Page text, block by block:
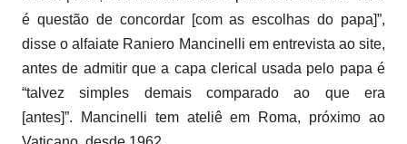
é questão de concordar [com as escolhas do papa]”,
disse o alfaiate Raniero Mancinelli em entrevista ao site,
antes de admitir que a capa clerical usada pelo papa é
“talvez simples demais comparado ao que era
[antes]”. Mancinelli tem ateliê em Roma, próximo ao